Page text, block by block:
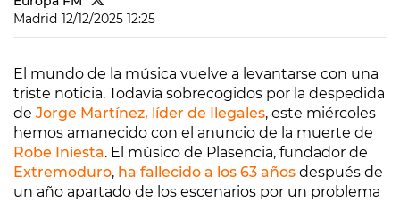
Madrid 12/12/2025 12:25
El mundo de la música vuelve a levantarse con una
triste noticia. Todavía sobrecogidos por la despedida
de Jorge Martínez, líder de Ilegales, este miércoles
hemos amanecido con el anuncio de la muerte de
Robe Iniesta. El músico de Plasencia, fundador de
Extremoduro, ha fallecido a los 63 años después de
un año apartado de los escenarios por un problema